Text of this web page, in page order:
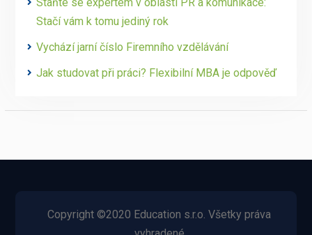
Stačí vám k tomu jediný rok
Vychází jarní číslo Firemního vzdělávání
Jak studovat při práci? Flexibilní MBA je odpověď
Copyright ©2020 Education s.r.o. Všetky práva